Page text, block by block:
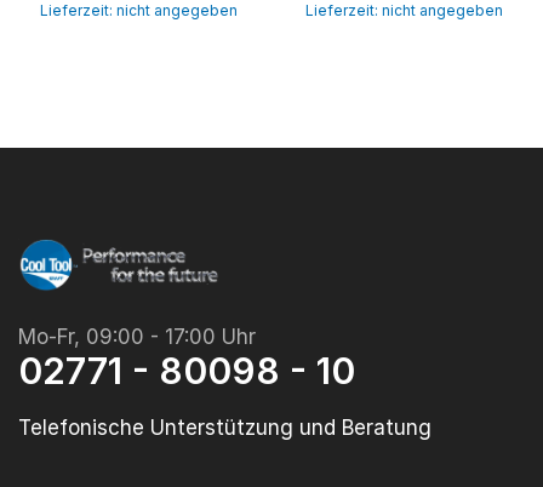
Lieferzeit: nicht angegeben
Lieferzeit: nicht angegeben
Mo-Fr, 09:00 - 17:00 Uhr
02771 - 80098 - 10
Telefonische Unterstützung und Beratung